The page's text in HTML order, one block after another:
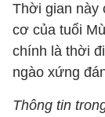
Thời gian này
cơ của tuổi
chính là thời
ngào xứng
Thông tin